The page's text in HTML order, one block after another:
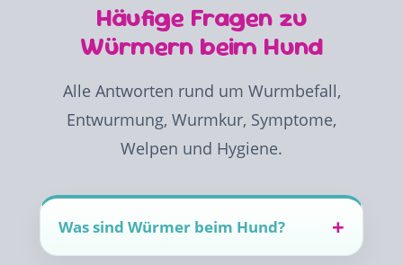
Häufige Fragen zu
Würmern beim Hund
Alle Antworten rund um Wurmbefall,
Entwurmung, Wurmkur, Symptome,
Welpen und Hygiene.
Was sind Würmer beim Hund?